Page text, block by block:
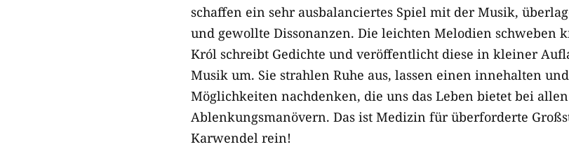
schaffen ein sehr ausbalanciertes Spiel mit der Musik,
und gewollte Dissonanzen. Die leichten Melodien schweben
Król schreibt Gedichte und veröffentlicht diese in kleiner
Musik um. Sie strahlen Ruhe aus, lassen einen innehalten
Möglichkeiten nachdenken, die uns das Leben bietet bei
Ablenkungsmanövern. Das ist Medizin für überforderte
Karwendel rein!